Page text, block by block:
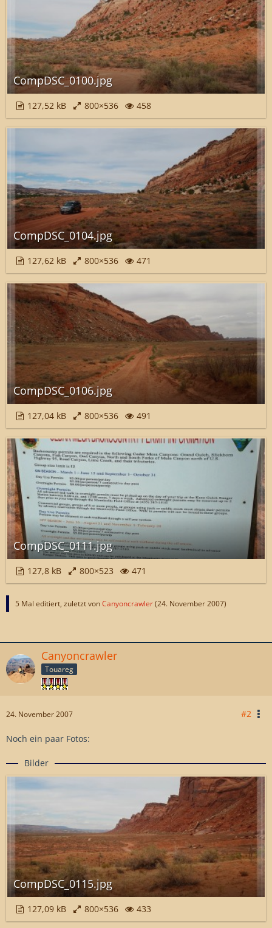
CompDSC_0100.jpg
127,52 kB 800×536 458
CompDSC_0104.jpg
127,62 kB 800×536 471
CompDSC_0106.jpg
127,04 kB 800×536 491
CompDSC_0111.jpg
127,8 kB 800×523 471
5 Mal editiert, zuletzt vonCanyoncrawler(24. November 2007)
Canyoncrawler
Touareg
24. November 2007 #2
Noch ein paar Fotos:
Bilder
CompDSC_0115.jpg
127,09 kB 800×536 433